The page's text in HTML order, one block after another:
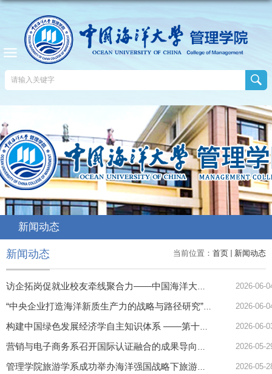
新闻动态
当前位置： 首页 新闻动态
新闻动态
2026-06-
2026-06-
2026-06-
2026-05-
2026-05-